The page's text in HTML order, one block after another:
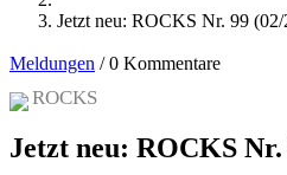
Jetzt neu: ROCKS Nr. 99
Meldungen /0 Kommentare
ROCKS
Jetzt neu: ROCKS Nr.